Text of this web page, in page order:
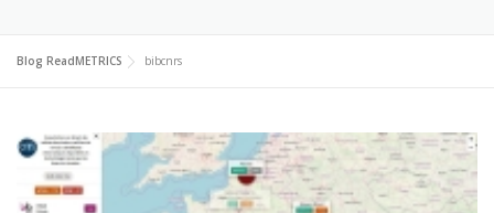
ANALYSES DE PLATEFORMES
RENDEZ-VOUS EZCOUNTER FAQ & GLOSSAIRE
Blog ReadMETRICS bibcnrs